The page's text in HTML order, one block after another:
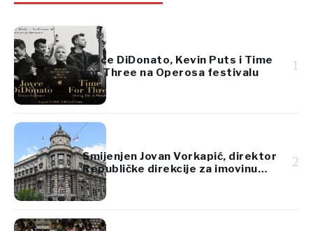
Joyce DiDonato, Kevin Puts i Time
for Three na Operosa festivalu
1
Smijenjen Jovan Vorkapić, direktor
Republičke direkcije za imovinu
Srbije
2